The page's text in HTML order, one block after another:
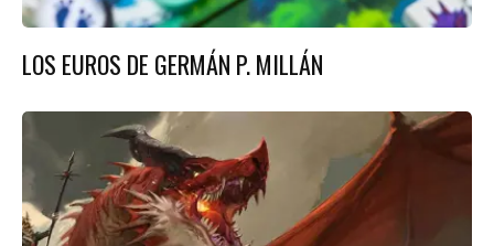
LOS EUROS DE GERMÁN P. MILLÁN